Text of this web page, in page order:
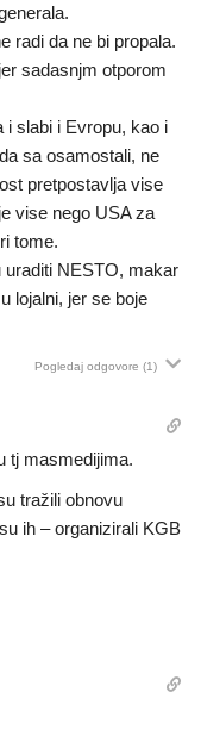
radi da ne bi propala.
sadasnjm otporom
i slabi i Evropu, kao i
sa osamostali, ne
pretpostavlja vise
vise nego USA za
tome.
NESTO, makar
lojalni, jer se boje
Pogledaj odgovore (1)
tj masmedijima.
tražili obnovu
ih – organizirali KGB